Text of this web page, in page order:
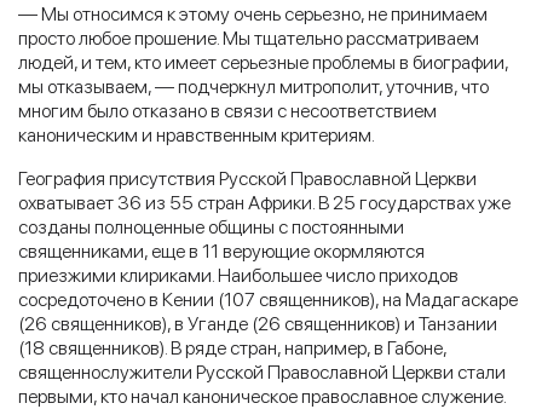
— Мы относимся к этому очень серьезно, не принимаем
просто любое прошение. Мы тщательно рассматриваем
людей, и тем, кто имеет серьезные проблемы в биографии,
мы отказываем, — подчеркнул митрополит, уточнив, что
многим было отказано в связи с несоответствием
каноническим и нравственным критериям.
География присутствия Русской Православной Церкви
охватывает 36 из 55 стран Африки. В 25 государствах уже
созданы полноценные общины с постоянными
священниками, еще в 11 верующие окормляются
приезжими клириками. Наибольшее число приходов
сосредоточено в Кении (107 священников), на Мадагаскаре
(26 священников), в Уганде (26 священников) и Танзании
(18 священников). В ряде стран, например, в Габоне,
священнослужители Русской Православной Церкви стали
первыми, кто начал каноническое православное служение.